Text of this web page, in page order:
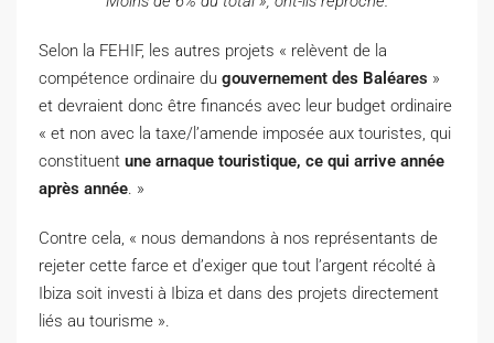
Selon la FEHIF, les autres projets « relèvent de la
compétence ordinaire du gouvernement des Baléares »
et devraient donc être financés avec leur budget ordinaire
« et non avec la taxe/l’amende imposée aux touristes, qui
constituent une arnaque touristique, ce qui arrive année
après année. »
Contre cela, « nous demandons à nos représentants de
rejeter cette farce et d’exiger que tout l’argent récolté à
Ibiza soit investi à Ibiza et dans des projets directement
liés au tourisme ».